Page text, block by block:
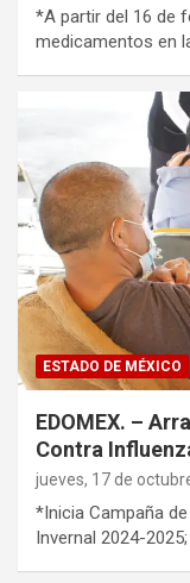
*A partir del 16 de
medicamentos en
ESTADO DE MÉXICO
EDOMEX. –
Contra
jueves, 17 de
*Inicia Campaña
Invernal 2024-